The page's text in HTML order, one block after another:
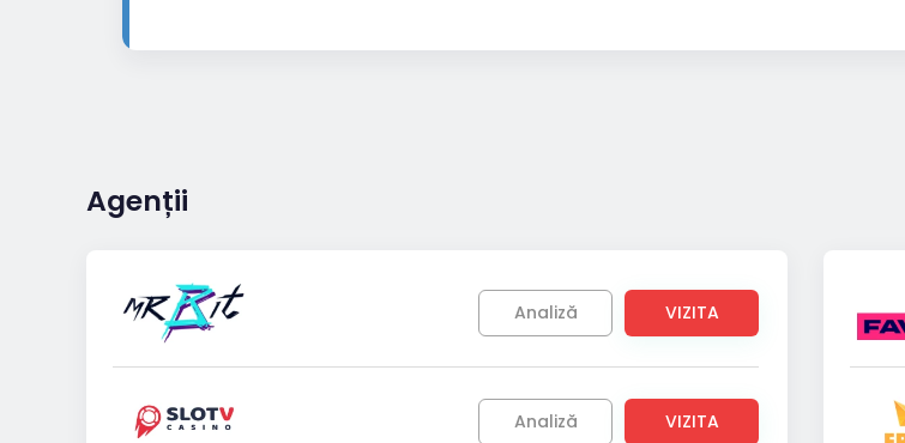
Agenții
Analiză VIZITA
Analiză VIZITA